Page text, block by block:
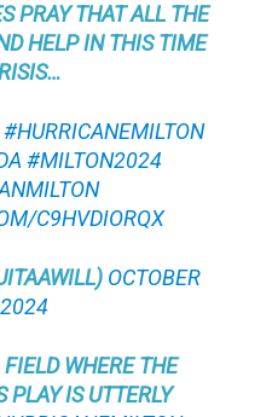
PRAY THAT ALL THE
HELP IN THIS TIME
#HURRICANEMILTON
#MILTON2024
C9HVDIORQX
OCTOBER
WHERE THE
PLAY IS UTTERLY